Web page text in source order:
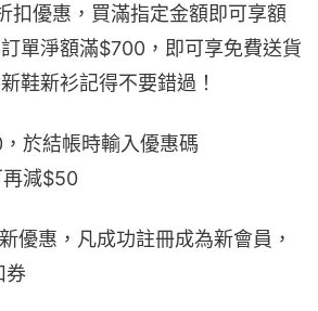
扣優惠，買滿指定金額即可享額
單淨額滿$700，即可享免費送貨
鞋新衫記得不要錯過！
於結帳時輸入優惠碼
再減$50
優惠，凡成功註冊成為新會員，
券